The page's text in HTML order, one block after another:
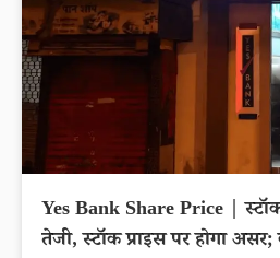
Yes Bank Share Price |
तेजी, स्टॉक प्राइस पर होगा